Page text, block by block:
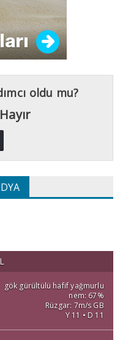
oldu mu?
Hayır
gök gürültülü hafif yağmurlu
nem: 67%
Rüzgar: 7m/s GB
Y 11 • D 11